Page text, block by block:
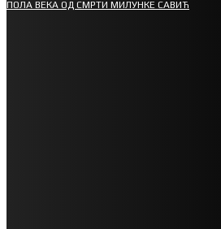
ПОЛА ВЕКА ОД СМРТИ МИЛУНКЕ САВИЋ